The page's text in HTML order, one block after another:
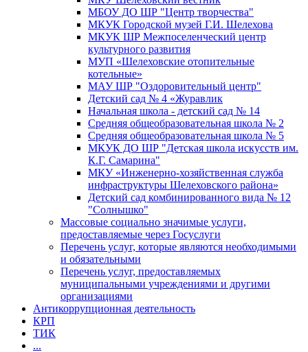
МБОУ ДО ШР "Центр творчества"
МКУК Городской музей Г.И. Шелехова
МКУК ШР Межпоселенческий центр
культурного развития
МУП «Шелеховские отопительные
котельные»
МАУ ШР "Оздоровительный центр"
Детский сад № 4 «Журавлик
Начальная школа - детский сад № 14
Средняя общеобразовательная школа № 2
Средняя общеобразовательная школа № 5
МКУК ДО ШР "Детская школа искусств им.
К.Г. Самарина"
МКУ «Инженерно-хозяйственная служба
инфраструктуры Шелеховского района»
Детский сад комбинированного вида № 12
"Солнышко"
Массовые социально значимые услуги,
предоставляемые через Госуслуги
Перечень услуг, которые являются необходимыми
и обязательными
Перечень услуг, предоставляемых
муниципальными учреждениями и другими
организациями
Антикоррупционная деятельность
КРП
ТИК
...